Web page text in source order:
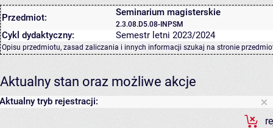
Przedmiot: Seminarium magisterskie
2.3.08.D5.08-INPSM
Cykl dydaktyczny: Semestr letni 2023/2024
Opisu przedmiotu, zasad zaliczania i innych informacji szukaj na stronie
Aktualny stan oraz możliwe akcje
Aktualny tryb rejestracji: